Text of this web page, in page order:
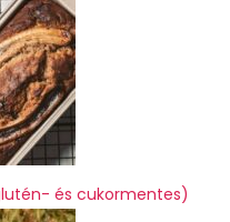
és cukormentes)